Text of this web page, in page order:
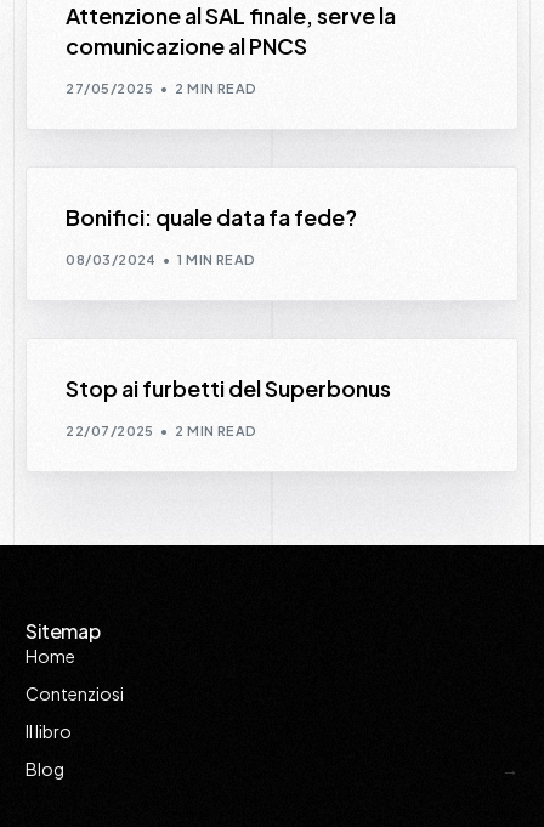
Attenzione al SAL finale, serve la
comunicazione al PNCS
27/05/2025 2 MIN READ
Bonifici: quale data fa fede?
08/03/2024 1 MIN READ
Stop ai furbetti del Superbonus
22/07/2025 2 MIN READ
Sitemap
Home
Contenziosi
Il libro
Blog